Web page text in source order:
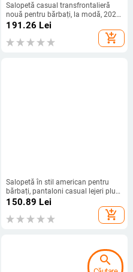
Salopetă casual transfrontalieră
nouă pentru bărbați, la modă, 2024,
primăvară și toamnă, pantaloni cu
buzunare multiple, pantaloni casual
pentru bărbați, producător en-gros
191.26 Lei
add_shopping_cart
Salopetă în stil american pentru
bărbați, pantaloni casual lejeri plus
size, pantaloni drepți japonezi de
toamnă, marcă de modă, pantaloni
asortați pentru bărbați
150.89 Lei
add_shopping_cart
search